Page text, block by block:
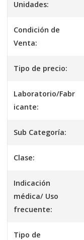
Unidades:
Condición de
Venta:
Tipo de precio:
Laboratorio/Fabr
icante:
Sub Categoría:
Clase:
Indicación
médica/ Uso
frecuente:
Tipo de